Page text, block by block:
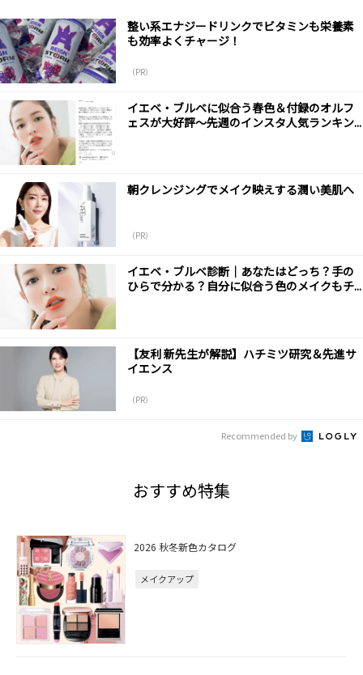
整い系エナジードリンクでビタミンも栄養素
も効率よくチャージ！
（PR）
イエベ・ブルベに似合う春色＆付録のオルフ
ェスが大好評～先週のインスタ人気ランキン...
朝クレンジングでメイク映えする潤い美肌へ
（PR）
イエベ・ブルベ診断｜あなたはどっち？手の
ひらで分かる？自分に似合う色のメイクもチ...
【友利 新先生が解説】ハチミツ研究＆先進サ
イエンス
（PR）
Recommended by
おすすめ特集
2026 秋冬新色カタログ
メイクアップ